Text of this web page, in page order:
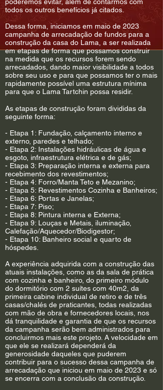
todos os outros benefícios já citados.
Dessa forma, iniciamos em maio de 2023
campanha de arrecadação de fundos para a
construção da casa do Lama, a ser realizada
em etapas de forma que possamos construir
na medida que os recursos forem sendo
arrecadados, dando maior visibilidade a todos
sobre seu uso e para que possamos ter o mais
rapidamente possível uma estrutura mínima
para que o Lama Tartchin possa residir.
As etapas de construção foram divididas da
seguinte forma:
- Etapa 1: Fundação, calçamento interno e
externo, paredes e telhado;
- Etapa 2: Instalações hidráulicas de água e
esgoto, infraestrutura elétrica e de gás;
- Etapa 3: Preparação interna e externa para
recebimento dos revestimentos;
- Etapa 4: Forro/Manta Teto e Mezanino;
- Etapa 5: Revestimentos Cozinha e Banheiros;
- Etapa 6: Portas e Janelas;
- Etapa 7: Piso;
- Etapa 8: Pintura interna e Externa;
- Etapa 9: Louças e Metais, iluminação,
Calefação/Aquecedor/Biodigestor;
- Etapa 10: Banheiro social e quarto de
hóspedes.
A experiência adquirida com a construção das
atuais instalações, como as da sala de prática
com cozinha e banheiro, do primeiro módulo
do dormitório com 2 suítes com 40m2, da
primeira cabine individual de retiro e de três
casas/chalés de praticantes, todas realizadas
com mão de obra e fornecedores locais, nos
dá tranquilidade e garantia de que os recursos
da campanha serão bem administrados para
concluirmos mais este projeto. A velocidade em
que ele se realizará dependerá da
generosidade daqueles que puderem
contribuir para o sucesso dessa campanha de
arrecadação que iniciou em maio de 2023 e só
se encerra com a conclusão da construção.